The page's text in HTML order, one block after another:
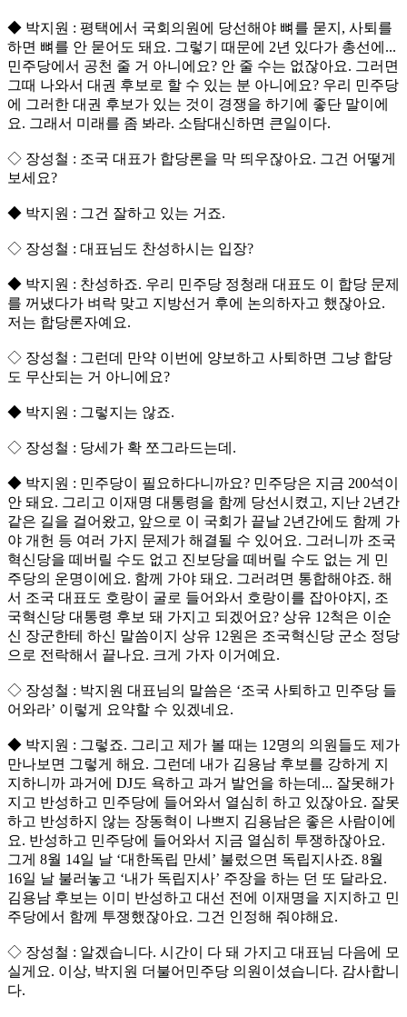
◆ 박지원 : 평택에서 국회의원에 당선해야 뼈를 묻지, 사퇴를
하면 뼈를 안 묻어도 돼요. 그렇기 때문에 2년 있다가 총선에...
민주당에서 공천 줄 거 아니에요? 안 줄 수는 없잖아요. 그러면
그때 나와서 대권 후보로 할 수 있는 분 아니에요? 우리 민주당
에 그러한 대권 후보가 있는 것이 경쟁을 하기에 좋단 말이에
요. 그래서 미래를 좀 봐라. 소탐대신하면 큰일이다.
◇ 장성철 : 조국 대표가 합당론을 막 띄우잖아요. 그건 어떻게
보세요?
◆ 박지원 : 그건 잘하고 있는 거죠.
◇ 장성철 : 대표님도 찬성하시는 입장?
◆ 박지원 : 찬성하죠. 우리 민주당 정청래 대표도 이 합당 문제
를 꺼냈다가 벼락 맞고 지방선거 후에 논의하자고 했잖아요.
저는 합당론자예요.
◇ 장성철 : 그런데 만약 이번에 양보하고 사퇴하면 그냥 합당
도 무산되는 거 아니에요?
◆ 박지원 : 그렇지는 않죠.
◇ 장성철 : 당세가 확 쪼그라드는데.
◆ 박지원 : 민주당이 필요하다니까요? 민주당은 지금 200석이
안 돼요. 그리고 이재명 대통령을 함께 당선시켰고, 지난 2년간
같은 길을 걸어왔고, 앞으로 이 국회가 끝날 2년간에도 함께 가
야 개헌 등 여러 가지 문제가 해결될 수 있어요. 그러니까 조국
혁신당을 떼버릴 수도 없고 진보당을 떼버릴 수도 없는 게 민
주당의 운명이에요. 함께 가야 돼요. 그러려면 통합해야죠. 해
서 조국 대표도 호랑이 굴로 들어와서 호랑이를 잡아야지, 조
국혁신당 대통령 후보 돼 가지고 되겠어요? 상유 12척은 이순
신 장군한테 하신 말씀이지 상유 12원은 조국혁신당 군소 정당
으로 전락해서 끝나요. 크게 가자 이거예요.
◇ 장성철 : 박지원 대표님의 말씀은 ‘조국 사퇴하고 민주당 들
어와라’ 이렇게 요약할 수 있겠네요.
◆ 박지원 : 그렇죠. 그리고 제가 볼 때는 12명의 의원들도 제가
만나보면 그렇게 해요. 그런데 내가 김용남 후보를 강하게 지
지하니까 과거에 DJ도 욕하고 과거 발언을 하는데... 잘못해가
지고 반성하고 민주당에 들어와서 열심히 하고 있잖아요. 잘못
하고 반성하지 않는 장동혁이 나쁘지 김용남은 좋은 사람이에
요. 반성하고 민주당에 들어와서 지금 열심히 투쟁하잖아요.
그게 8월 14일 날 ‘대한독립 만세’ 불렀으면 독립지사죠. 8월
16일 날 불러놓고 ‘내가 독립지사’ 주장을 하는 던 또 달라요.
김용남 후보는 이미 반성하고 대선 전에 이재명을 지지하고 민
주당에서 함께 투쟁했잖아요. 그건 인정해 줘야해요.
◇ 장성철 : 알겠습니다. 시간이 다 돼 가지고 대표님 다음에 모
실게요. 이상, 박지원 더불어민주당 의원이셨습니다. 감사합니
다.